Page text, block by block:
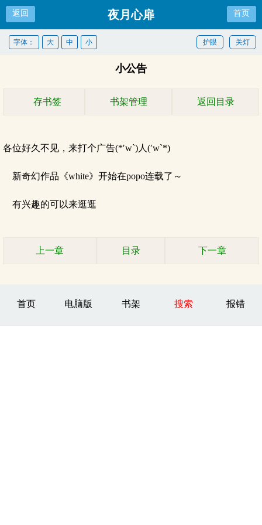
返回 夜月心扉 首页
关灯
护眼
字体： 大 中 小
小公告
存书签 书架管理 返回目录
各位好久不见，来打个广告(*′w`)人(′w`*)
新奇幻作品《white》开始在popo连载了～
有兴趣的可以来逛逛
上一章 目录 下一章
首页 电脑版 书架 搜索 报错